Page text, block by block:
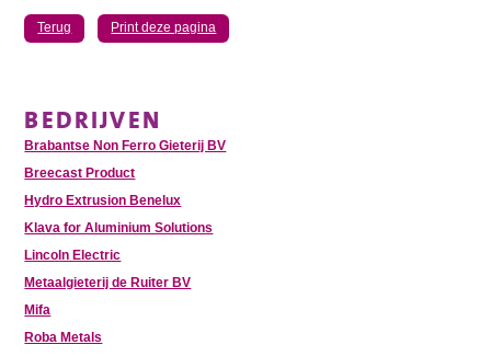
Terug Print deze pagina
BEDRIJVEN
Brabantse Non Ferro Gieterij BV
Breecast Product
Hydro Extrusion Benelux
Klava for Aluminium Solutions
Lincoln Electric
Metaalgieterij de Ruiter BV
Mifa
Roba Metals